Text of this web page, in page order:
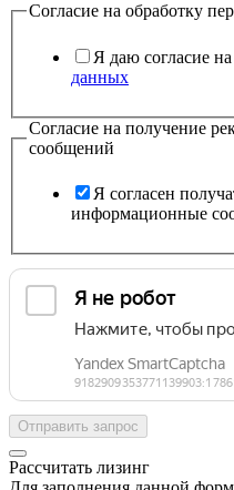
Согласие на обработку
Я даю согласие на
данных
Согласие на получение
сообщений
Я согласен
информационные
Отправить запрос
Рассчитать лизинг